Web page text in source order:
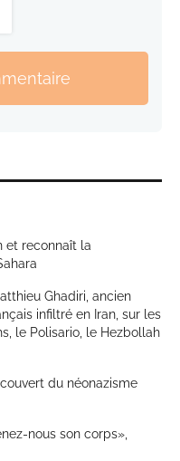
et reconnaît la
Ghadiri, ancien
infiltré en Iran, sur les
le Polisario, le Hezbollah
du néonazisme
nous son corps»,